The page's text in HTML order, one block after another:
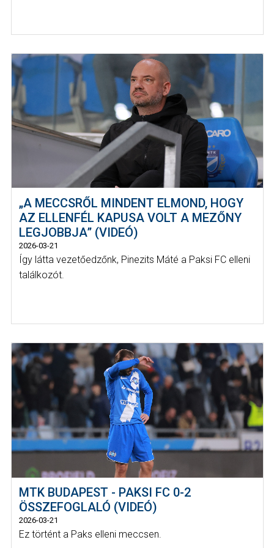
„A MECCSRŐL MINDENT ELMOND, HOGY
AZ ELLENFÉL KAPUSA VOLT A MEZŐNY
LEGJOBBJA” (VIDEÓ)
2026-03-21
Így látta vezetőedzőnk, Pinezits Máté a Paksi FC elleni
találkozót.
MTK BUDAPEST - PAKSI FC 0-2
ÖSSZEFOGLALÓ (VIDEÓ)
2026-03-21
Ez történt a Paks elleni meccsen.